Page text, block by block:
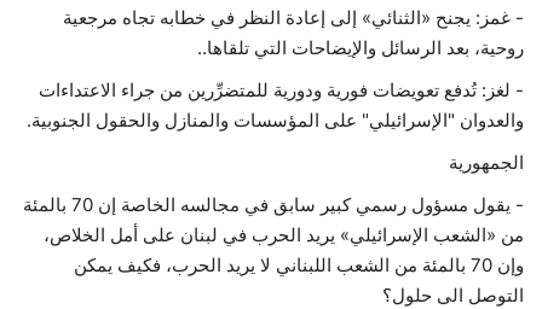
- غمز: يجنح «الثنائي» إلى إعادة النظر في خطابه تجاه مرجعية
روحية، بعد الرسائل والإيضاحات التي تلقاها..
- لغز: تُدفع تعويضات فورية ودورية للمتضرِّرين من جراء الاعتداءات
والعدوان "الإسرائيلي" على المؤسسات والمنازل والحقول الجنوبية.
الجمهورية
- يقول مسؤول رسمي كبير سابق في مجالسه الخاصة إن 70 بالمئة
من «الشعب الإسرائيلي» يريد الحرب في لبنان على أمل الخلاص،
وإن 70 بالمئة من الشعب اللبناني لا يريد الحرب، فكيف يمكن
التوصل الى حلول؟